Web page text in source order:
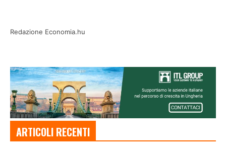
Redazione Economia.hu
ARTICOLI RECENTI